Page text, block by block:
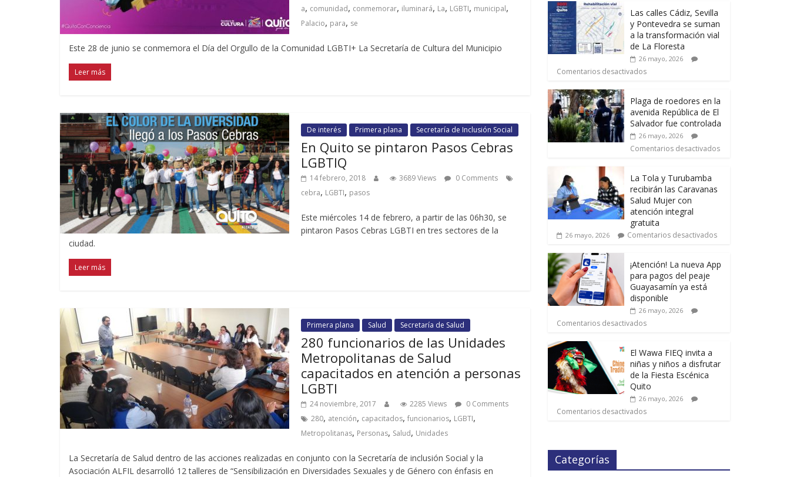
a, comunidad, conmemorar, iluminará, La, LGBTI, municipal,
Palacio, para, se
Este 28 de junio se conmemora el Día del Orgullo de la Comunidad LGBTI+ La Secretaría de Cultura del Municipio
Leer más
De interés Primera plana Secretaría de Inclusión Social
En Quito se pintaron Pasos Cebras
LGBTIQ
14 febrero, 2018 3689 Views
0 Comments
cebra, LGBTI, pasos
Este miércoles 14 de febrero, a partir de las 06h30, se
pintaron Pasos Cebras LGBTI en tres sectores de la
ciudad.
Leer más
Primera plana Salud Secretaría de Salud
280 funcionarios de las Unidades
Metropolitanas de Salud
capacitados en atención a personas
LGBTI
24 noviembre, 2017 2285 Views
0 Comments
280, atención, capacitados, funcionarios, LGBTI,
Metropolitanas, Personas, Salud, Unidades
La Secretaría de Salud dentro de las acciones realizadas en conjunto con la Secretaría de inclusión Social y la
Asociación ALFIL desarrolló 12 talleres de “Sensibilización en Diversidades Sexuales y de Género con énfasis en
Las calles Cádiz, Sevilla
y Pontevedra se suman
a la transformación vial
de La Floresta
26 mayo, 2026
Comentarios desactivados
Plaga de roedores en la
avenida República de El
Salvador fue controlada
26 mayo, 2026
Comentarios desactivados
La Tola y Turubamba
recibirán las Caravanas
Salud Mujer con
atención integral
gratuita
26 mayo, 2026 Comentarios desactivados
¡Atención! La nueva App
para pagos del peaje
Guayasamín ya está
disponible
26 mayo, 2026
Comentarios desactivados
El Wawa FIEQ invita a
niñas y niños a disfrutar
de la Fiesta Escénica
Quito
26 mayo, 2026
Comentarios desactivados
Categorías